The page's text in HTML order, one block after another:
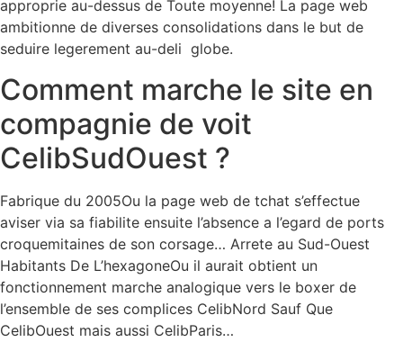
approprie au-dessus de Toute moyenne! La page web
ambitionne de diverses consolidations dans le but de
seduire legerement au-deli globe.
Comment marche le site en
compagnie de voit
CelibSudOuest ?
Fabrique du 2005Ou la page web de tchat s’effectue
aviser via sa fiabilite ensuite l’absence a l’egard de ports
croquemitaines de son corsage… Arrete au Sud-Ouest
Habitants De L’hexagoneOu il aurait obtient un
fonctionnement marche analogique vers le boxer de
l’ensemble de ses complices CelibNord Sauf Que
CelibOuest mais aussi CelibParis…